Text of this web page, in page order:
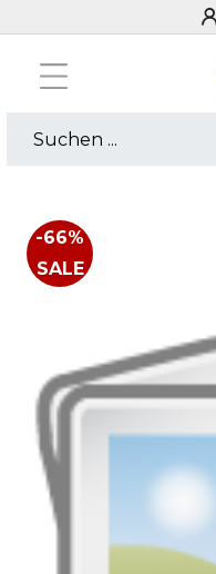
-66%
SALE